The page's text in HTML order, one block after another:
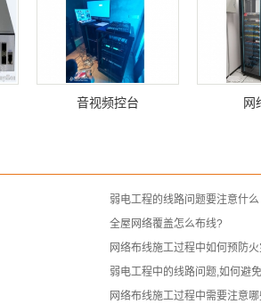
音视频控台 网
弱电工程的线路问题要注意什么
全屋网络覆盖怎么布线?
网络布线施工过程中如何预防
弱电工程中的线路问题,如何避
网络布线施工过程中需要注意